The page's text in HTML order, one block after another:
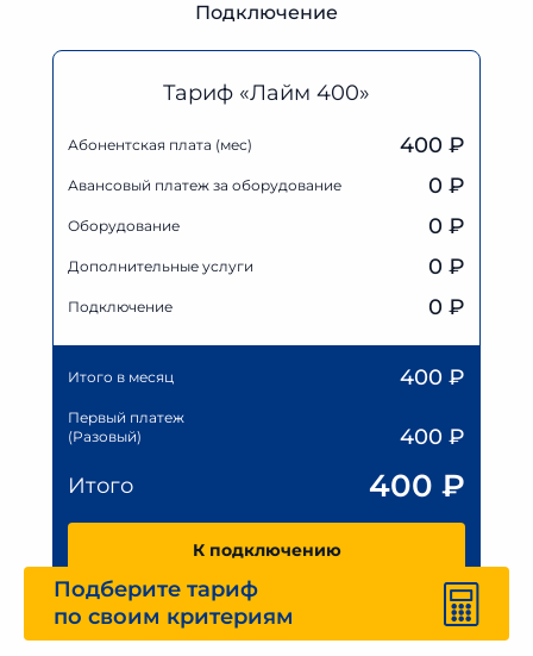
Подключение
Тариф «Лайм 400»
Абонентская плата (мес) 400 ₽
Авансовый платеж за оборудование 0 ₽
Оборудование 0 ₽
Дополнительные услуги 0 ₽
Подключение 0 ₽
Итого в месяц 400 ₽
Первый платеж
(Разовый)
400 ₽
Итого
400 ₽
К подключению
Подберите тариф
по своим критериям